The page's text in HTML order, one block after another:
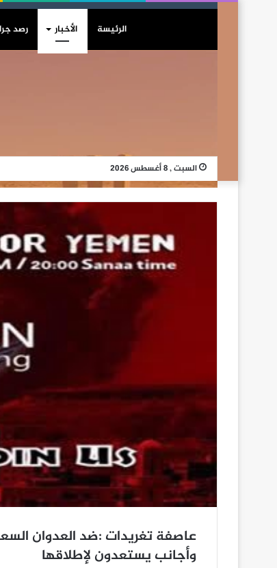
الرئيسة الأخبار رصد
السبت , 8 أغسطس 2026
عاصفة تغريدات :ضد العدوان
وأجانب يستعدون لإطلاقها